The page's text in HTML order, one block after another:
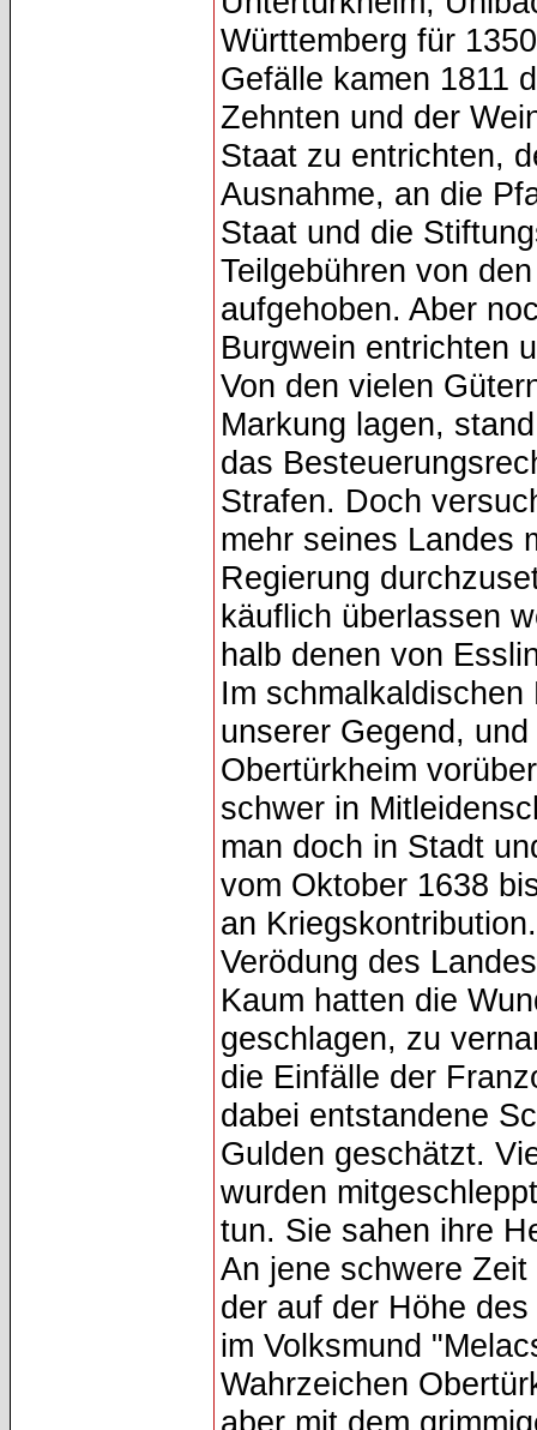
Württemberg für
Gefälle kamen 1811
Zehnten und der
Staat zu entrichten,
Ausnahme, an die
Staat und die
Teilgebühren von
aufgehoben. Aber
Burgwein entrichten
Von den vielen
Markung lagen,
das
Strafen. Doch
mehr seines Landes
Regierung
käuflich überlassen
halb denen von
Im
unserer Gegend,
Obertürkheim
schwer in
man doch in Stadt
vom Oktober 1638
an
Verödung des
Kaum hatten die
geschlagen, zu
die Einfälle der
dabei entstandene
Gulden geschätzt.
wurden
tun. Sie sahen ihre
An jene schwere
der auf der Höhe
im Volksmund
Wahrzeichen
aber mit dem